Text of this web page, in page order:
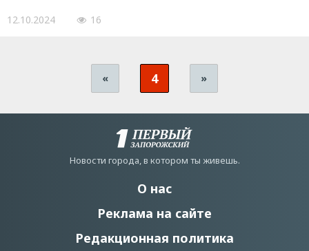
12.10.2024 16
« 4 »
Новости города, в котором ты живешь.
О нас
Реклама на сайте
Редакционная политика